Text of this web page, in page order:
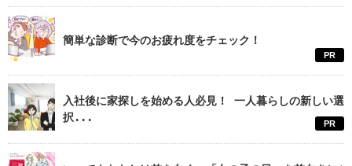
簡単な診断で今のお疲れ度をチェック！
PR
入社後に家探しを始める人必見！ 一人暮らしの新しい選
択...
PR